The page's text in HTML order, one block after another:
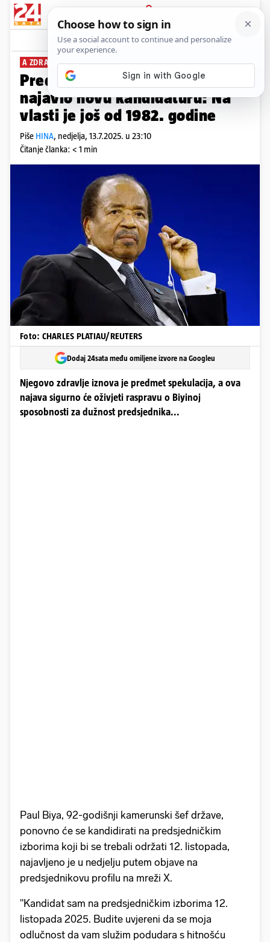
PRIJAVA
News Komentari
A ZDRAVLJE?
Predsjednik Kameruna (92)
najavio novu kandidaturu: Na
vlasti je još od 1982. godine
Piše HINA, nedjelja, 13.7.2025. u 23:10
Čitanje članka: < 1 min
Foto: CHARLES PLATIAU/REUTERS
Dodaj 24sata među omiljene izvore na Googleu
Njegovo zdravlje iznova je predmet spekulacija, a ova
najava sigurno će oživjeti raspravu o Biyinoj
sposobnosti za dužnost predsjednika...
Paul Biya, 92-godišnji kamerunski šef države,
ponovno će se kandidirati na predsjedničkim
izborima koji bi se trebali održati 12. listopada,
najavljeno je u nedjelju putem objave na
predsjednikovu profilu na mreži X.
"Kandidat sam na predsjedničkim izborima 12.
listopada 2025. Budite uvjereni da se moja
odlučnost da vam služim podudara s hitnošću